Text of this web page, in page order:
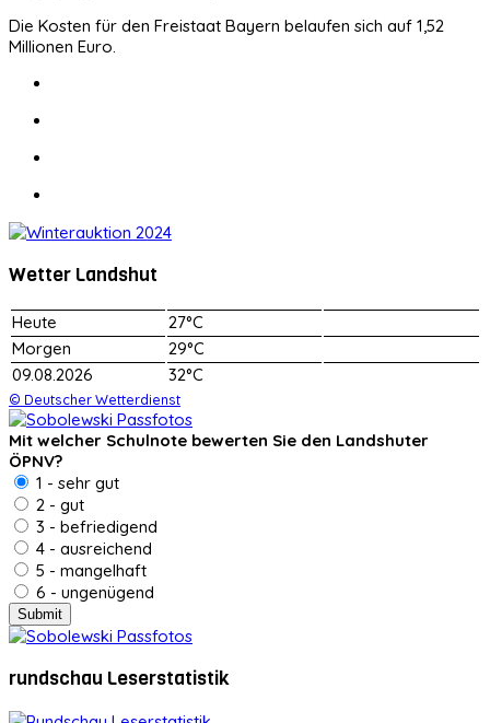
Die Kosten für den Freistaat Bayern belaufen sich auf 1,52
Millionen Euro.
Wetter Landshut
Heute
27°C
Morgen
29°C
09.08.2026
32°C
© Deutscher Wetterdienst
Mit welcher Schulnote bewerten Sie den Landshuter
ÖPNV?
1 - sehr gut
2 - gut
3 - befriedigend
4 - ausreichend
5 - mangelhaft
6 - ungenügend
rundschau Leserstatistik